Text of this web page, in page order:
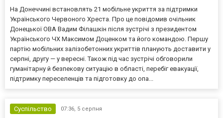
На Донеччині встановлять 21 мобільне укриття за підтримки
Українського Червоного Хреста. Про це повідомив очільник
Донецької ОВА Вадим Філашкін після зустрічі з президентом
Українського ЧХ Максимом Доценком та його командою. Першу
партію мобільних залізобетонних укриттів планують доставити у
серпні, другу — у вересні. Також під час зустрічі обговорили
гуманітарну й безпекову ситуацію в області, перебіг евакуації,
підтримку переселенців та підготовку до опа...
Суспільство 07:36, 5 серпня